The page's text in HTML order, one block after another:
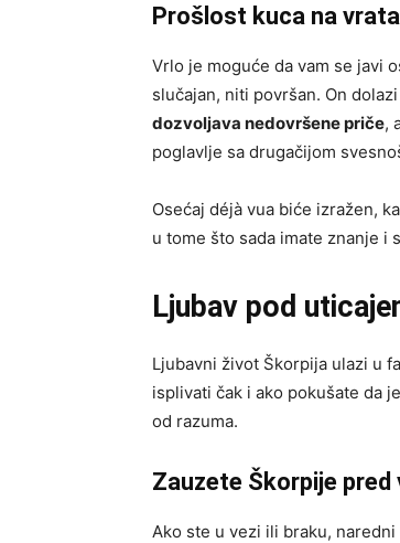
Prošlost kuca na vrata
Vrlo je moguće da vam se javi
slučajan, niti površan. On
dozvoljava nedovršene priče,
poglavlje sa drugačijom
Osećaj déjà vua biće izražen,
u tome što sada imate znanje i
Ljubav pod
Ljubavni život Škorpija ulazi u
isplivati čak i ako pokušate da
od razuma.
Zauzete Škorpije
Ako ste u vezi ili braku,